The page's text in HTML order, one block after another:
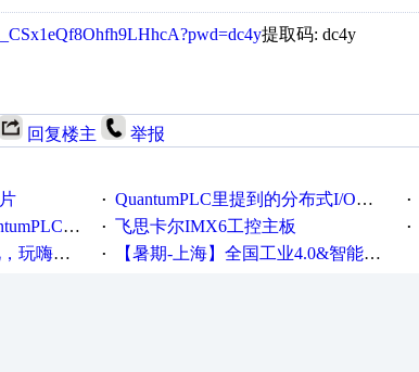
提取码: dc4y
回复楼主 举报
· QuantumPLC里提到的分布式I/O和远程I/O的区别 ·
很有借鉴价值！ · 飞思卡尔IMX6工控主板 ·
夏日！ · 【暑期-上海】全国工业4.0&智能制造高级培训班通知！